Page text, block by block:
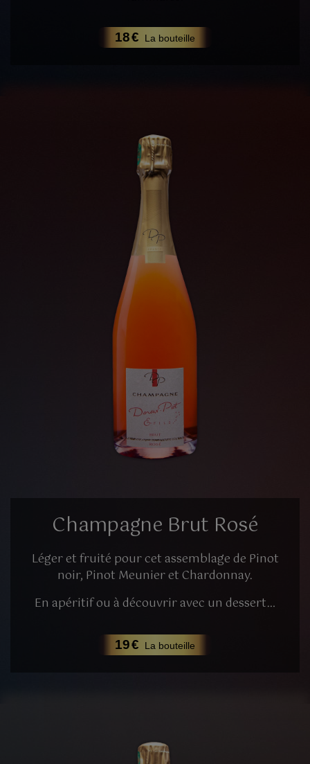
18€ La bouteille
Champagne Brut Rosé
Léger et fruité pour cet assemblage de Pinot
noir, Pinot Meunier et Chardonnay.
En apéritif ou à découvrir avec un dessert…
19€ La bouteille